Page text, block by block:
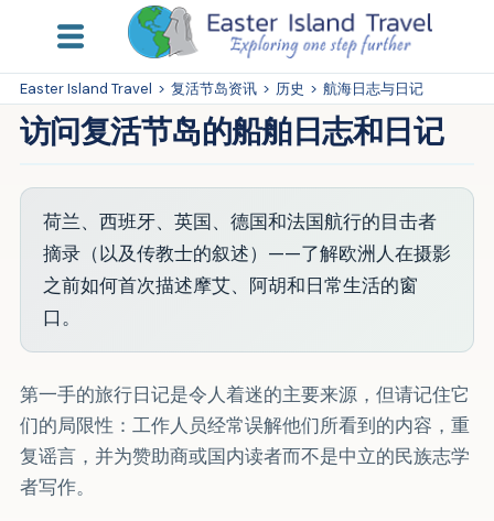
Easter Island Travel > 复活节岛资讯 > 历史 > 航海日志与日记
访问复活节岛的船舶日志和日记
荷兰、西班牙、英国、德国和法国航行的目击者
摘录（以及传教士的叙述）——了解欧洲人在摄影
之前如何首次描述摩艾、阿胡和日常生活的窗
口。
第一手的旅行日记是令人着迷的主要来源，但请记住它
们的局限性：工作人员经常误解他们所看到的内容，重
复谣言，并为赞助商或国内读者而不是中立的民族志学
者写作。